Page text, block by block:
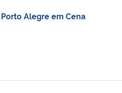
Alegre em Cena